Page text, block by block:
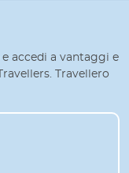
accedi a vantaggi e
Travellero